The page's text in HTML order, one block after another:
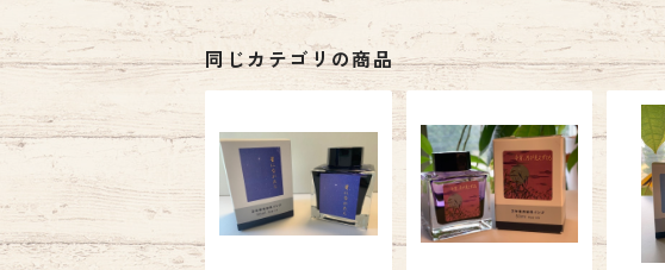
同じカテゴリの商品